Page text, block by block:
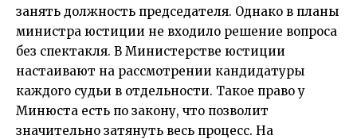
занять должность председателя. Однако в планы
министра юстиции не входило решение вопроса
без спектакля. В Министерстве юстиции
настаивают на рассмотрении кандидатуры
каждого судьи в отдельности. Такое право у
Минюста есть по закону, что позволит
значительно затянуть весь процесс. На